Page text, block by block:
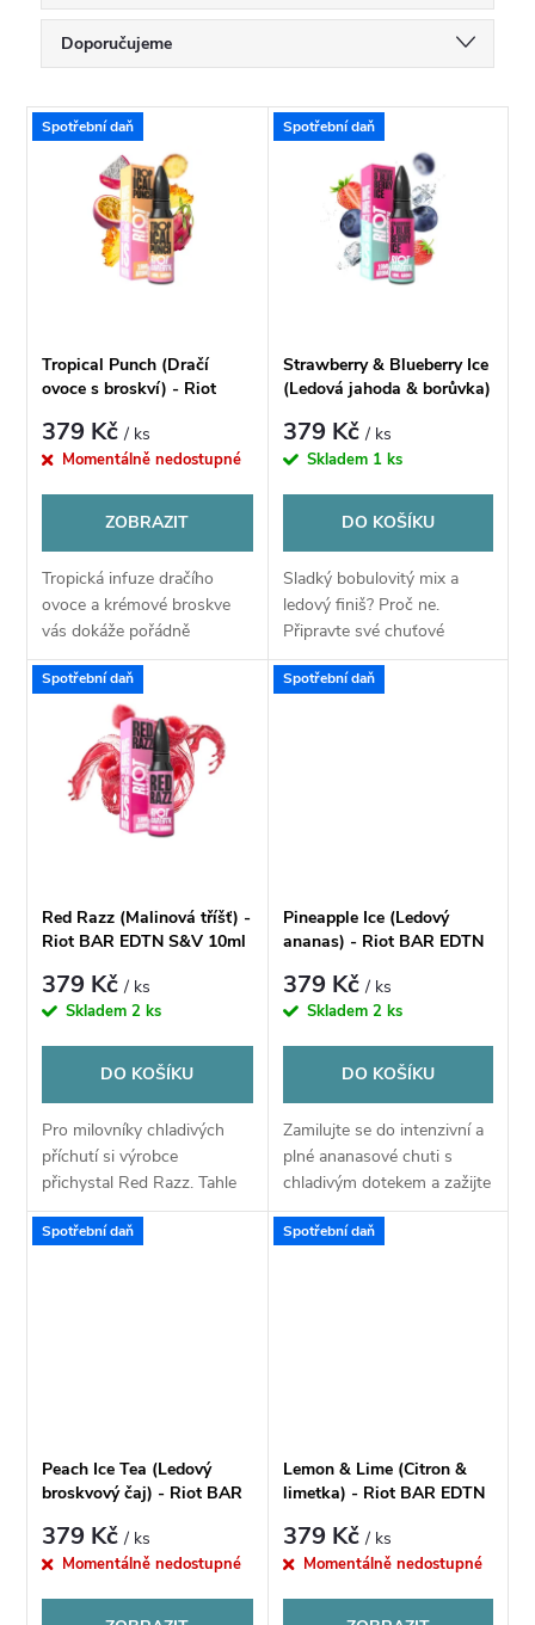
Ř
a
í
p
r
d
u
k
Doporučujeme
Nejdražší
Nejprodávanější
Abecedně
V
s
p
r
o
d
u
Spotřební daň
Tropical Punch (Dračí
ovoce s broskví) - Riot
379 Kč/ ks
Momentálně nedostupné
ZOBRAZIT
Tropická infuze dračího
ovoce a krémové broskve
vás dokáže pořádně
nakopnout. Zamilujte se do
exotiky a nechte se unášet
na vlnách svěžesti, sladkých
tónů čerstvého...
Spotřební daň
Strawberry & Blueberry Ice
(Ledová jahoda & borůvka)
10ml
379 Kč/ ks
Skladem 1 ks
DO KOŠÍKU
Sladký bobulovitý mix a
ledový finiš? Proč ne.
Připravte své chuťové
pohárky na harmonické
spojení chuti sladké jahody
Spotřební daň
Red Razz (Malinová tříšť) -
Riot BAR EDTN S&V 10ml
379 Kč/ ks
Skladem2 ks
DO KOŠÍKU
Pro milovníky chladivých
příchutí si výrobce
přichystal Red Razz. Tahle
příchuť ukrývá propojení
chladivé tříště s kousky
Spotřební daň
Pineapple Ice (Ledový
ananas) - Riot BAR EDTN
379 Kč/ ks
Skladem 2 ks
DO KOŠÍKU
Zamilujte se do intenzivní a
plné ananasové chuti s
chladivým dotekem a zažijte
svou chvilku exotiky.
Výrazná, jemně nakyslá,
Spotřební daň
Peach Ice Tea (Ledový
broskvový čaj) - Riot BAR
379 Kč/ ks
Momentálně nedostupné
Spotřební daň
Lemon & Lime (Citron &
limetka) - Riot BAR EDTN
379 Kč/ ks
Momentálně nedostupné